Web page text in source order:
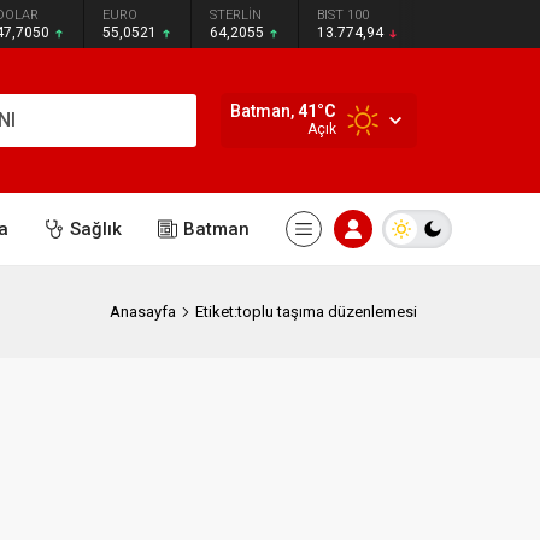
EURO
55,0521
STERLİN
64,2055
BIST 100
13.774,94
Batman,41°C
Açık
Sağlık Batman
Anasayfa Etiket:toplu taşıma düzenlemesi